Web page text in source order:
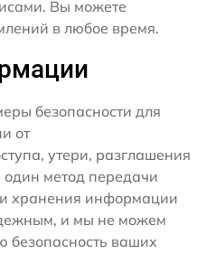
Вы можете
в любое время.
безопасности для
от
утери, разглашения
метод передачи
хранения информации
и мы не можем
безопасность ваших